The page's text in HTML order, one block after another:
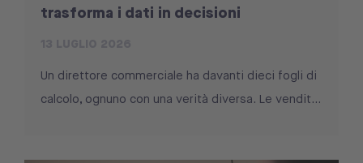
trasforma i dati in decisioni
Un direttore commerciale ha davanti dieci fogli di
calcolo, ognuno con una verità diversa. Le vendit...